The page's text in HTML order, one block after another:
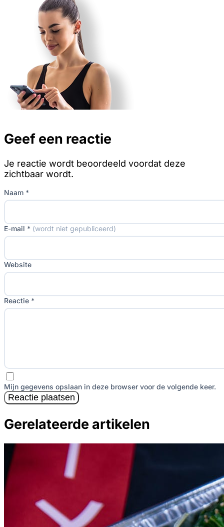
Geef een reactie
Je reactie wordt beoordeeld voordat deze
zichtbaar wordt.
Naam *
E-mail * (wordt niet gepubliceerd)
Website
Reactie *
Mijn gegevens opslaan in deze browser voor de volgende keer.
Reactie plaatsen
Gerelateerde artikelen